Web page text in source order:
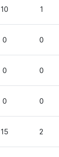
10 1
0 0
0 0
0 0
15 2